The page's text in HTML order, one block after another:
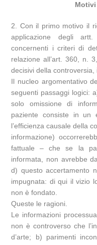
2. Con il primo motivo il
applicazione degli
concernenti i criteri di
relazione all’art. 360, n.
decisivi della controversia,
Il nucleo argomentativo
seguenti passaggi logici:
solo omissione di
paziente consiste in un
l’efficienza causale della
informazione)
fattuale – che se la
informata, non avrebbe
d) questo accertamento
impugnata: di qui il vizio
non è fondato.
Queste le ragioni.
Le informazioni
non è controverso che
d’arte; b) parimenti